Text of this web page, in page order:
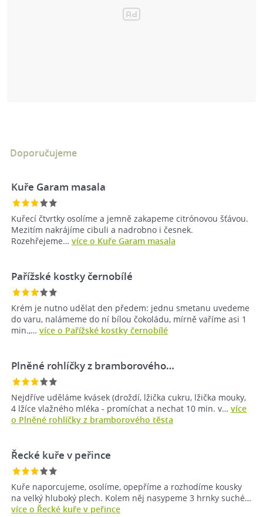
Doporučujeme
Kuře Garam masala
Kuřecí čtvrtky osolíme a jemně zakapeme citrónovou šťávou.
Mezitím nakrájíme cibuli a nadrobno i česnek.
Rozehřejeme… více o Kuře Garam masala
Pařížské kostky černobílé
Krém je nutno udělat den předem: jednu smetanu uvedeme
do varu, nalámeme do ní bílou čokoládu, mírně vaříme asi 1
min.,… více o Pařížské kostky černobílé
Plněné rohlíčky z bramborového…
Nejdříve uděláme kvásek (droždí, lžička cukru, lžička mouky,
4 lžíce vlažného mléka - promíchat a nechat 10 min. v… více
o Plněné rohlíčky z bramborového těsta
Řecké kuře v peřince
Kuře naporcujeme, osolíme, opepříme a rozhodíme kousky
na velký hluboký plech. Kolem něj nasypeme 3 hrnky suché…
více o Řecké kuře v peřince